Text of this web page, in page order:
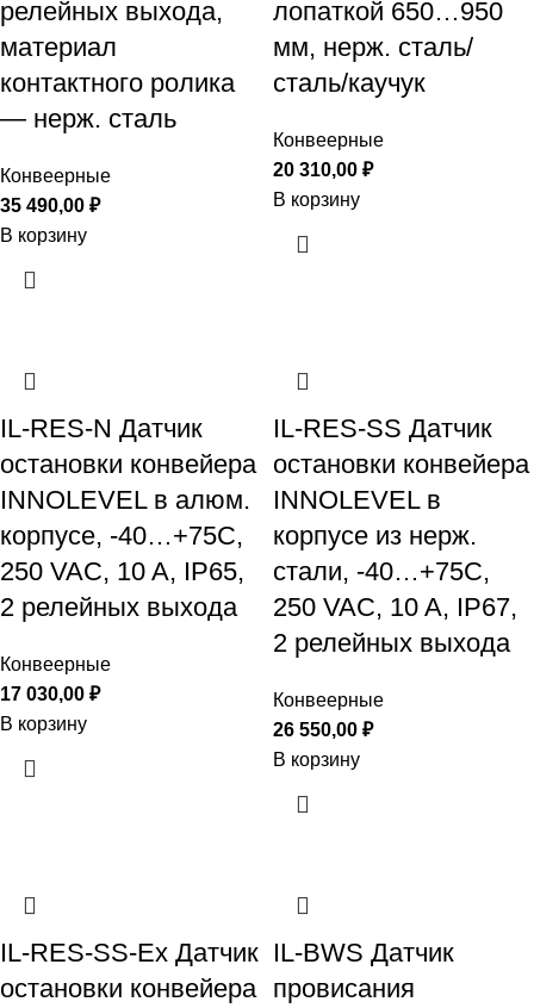
релейных выхода,
материал
контактного ролика
— нерж. сталь
Конвеерные
35 490,00 ₽
В корзину
лопаткой 650…950
мм, нерж. сталь/
сталь/каучук
Конвеерные
20 310,00 ₽
В корзину
IL-RES-N Датчик
остановки конвейера
INNOLEVEL в алюм.
корпусе, -40…+75С,
250 VAC, 10 A, IP65,
2 релейных выхода
Конвеерные
17 030,00 ₽
В корзину
IL-RES-SS Датчик
остановки конвейера
INNOLEVEL в
корпусе из нерж.
стали, -40…+75С,
250 VAC, 10 A, IP67,
2 релейных выхода
Конвеерные
26 550,00 ₽
В корзину
IL-RES-SS-Ex Датчик
остановки конвейера
IL-BWS Датчик
провисания